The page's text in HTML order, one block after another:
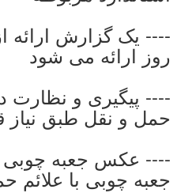
روز ارائه می شود
---- پیگیری و نظارت
حمل و نقل طبق نیاز
---- عکس جعبه چوبی
جعبه چوبی با علائم